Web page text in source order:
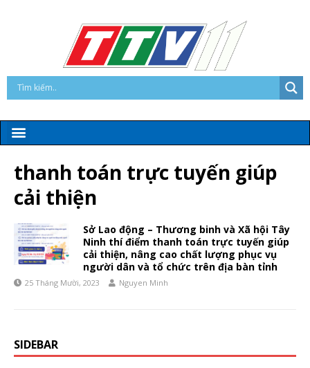
thanh toán trực tuyến giúp
cải thiện
Sở Lao động – Thương binh và Xã hội Tây
Ninh thí điểm thanh toán trực tuyến giúp
cải thiện, nâng cao chất lượng phục vụ
người dân và tổ chức trên địa bàn tỉnh
25 Tháng Mười, 2023 Nguyen Minh
SIDEBAR